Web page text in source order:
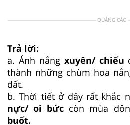
QUẢNG CÁO
Trả lời:
a. Ánh nắng xuyên/ chiếu
thành những chùm hoa
đất.
b. Thời tiết ở đây rất khắc
nực/ oi bức còn mùa
buốt.